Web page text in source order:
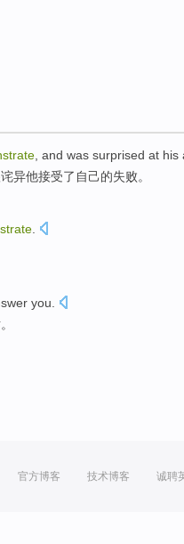
and was surprised at his
诧异他接受了自己的失败。
you
官方博客 技术博客 诚聘